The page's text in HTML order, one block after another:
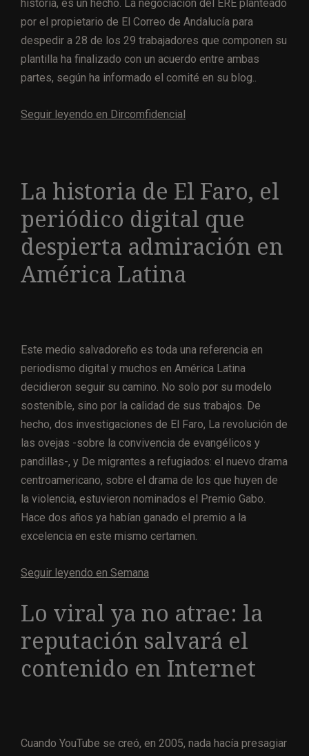
historia, es un hecho. La negociación del ERE planteado
por el propietario de El Correo de Andalucía para
despedir a 28 de los 29 trabajadores que componen su
plantilla ha finalizado con un acuerdo entre ambas
partes, según ha informado el comité en su blog..
Seguir leyendo en Dircomfidencial
La historia de El Faro, el
periódico digital que
despierta admiración en
América Latina
Este medio salvadoreño es toda una referencia en
periodismo digital y muchos en América Latina
decidieron seguir su camino. No solo por su modelo
sostenible, sino por la calidad de sus trabajos. De
hecho, dos investigaciones de El Faro, La revolución de
las ovejas -sobre la convivencia de evangélicos y
pandillas-, y De migrantes a refugiados: el nuevo drama
centroamericano, sobre el drama de los que huyen de
la violencia, estuvieron nominados el Premio Gabo.
Hace dos años ya habían ganado el premio a la
excelencia en este mismo certamen.
Seguir leyendo en Semana
Lo viral ya no atrae: la
reputación salvará el
contenido en Internet
Cuando YouTube se creó, en 2005, nada hacía presagiar